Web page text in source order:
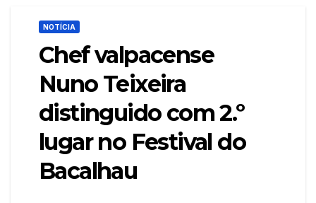
NOTÍCIA
Chef valpacense
Nuno Teixeira
distinguido com 2.º
lugar no Festival do
Bacalhau